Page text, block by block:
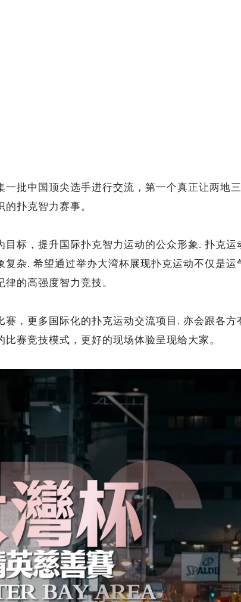
批中国顶尖选手进行交流，第一个真正让两地
扑克智力赛事。
标，提升国际扑克智力运动的公众形象. 扑克运
杂. 希望通过举办大湾杯展现扑克运动不仅是运
的高强度智力竞技。
，更多国际化的扑克运动交流项目. 亦会跟各方
赛竞技模式，更好的现场体验呈现给大家。